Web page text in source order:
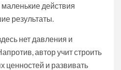
действия
результаты.
нет давления и
автор учит строить
и развивать